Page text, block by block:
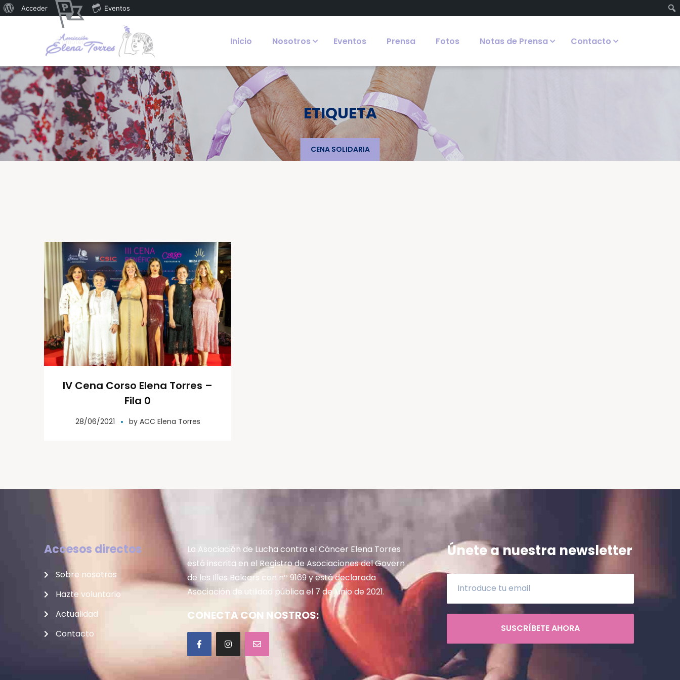
Inicio Nosotros Eventos Prensa Fotos Notas de Prensa Contacto
ETIQUETA
CENA SOLIDARIA
IV Cena Corso Elena Torres –
Fila 0
28/06/2021 by ACC Elena Torres
Accesos directos
Sobre nosotros
Hazte voluntario
Actualidad
Contacto
La Asociación de Lucha contra el Cáncer Elena Torres
está inscrita en el Registro de Asociaciones del Govern
de les Illes Balears con nº 9169 y está declarada
Asociación de utilidad pública el 7 de junio de 2021.
CONECTA CON NOSTROS:
Únete a nuestra newsletter
SUSCRÍBETE AHORA
Acceder
Promoter
Eventos